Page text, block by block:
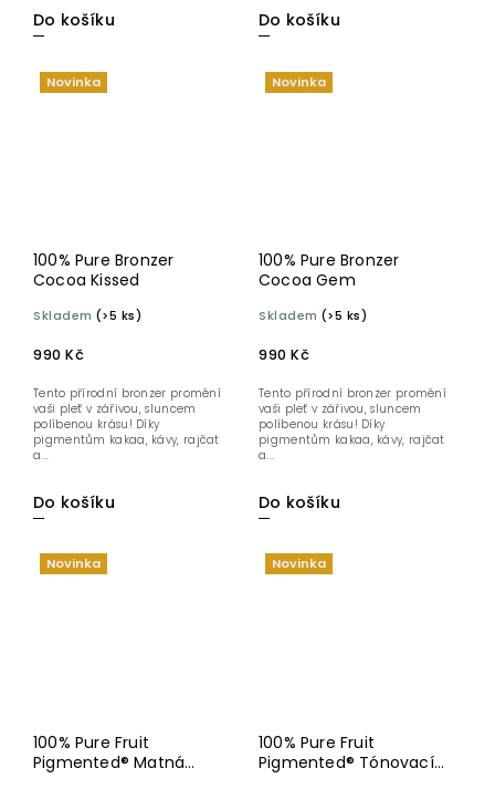
Do košíku Do košíku
Novinka
100% Pure Bronzer
Cocoa Kissed
Skladem (>5 ks)
990 Kč
Do košíku
Tento přírodní bronzer promění
vaši pleť v zářivou, sluncem
políbenou krásu! Díky
pigmentům kakaa, kávy, rajčat
a...
Novinka
100% Pure Bronzer
Cocoa Gem
Skladem (>5 ks)
990 Kč
Do košíku
Tento přírodní bronzer promění
vaši pleť v zářivou, sluncem
políbenou krásu! Díky
pigmentům kakaa, kávy, rajčat
a...
Novinka
100% Pure Fruit
Pigmented® Matná
Novinka
100% Pure Fruit
Pigmented® Tónovací